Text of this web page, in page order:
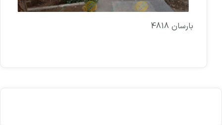
بارسان 4818